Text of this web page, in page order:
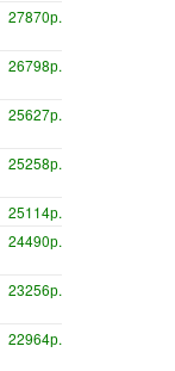
27870р.
26798р.
25627р.
25258р.
25114р.
24490р.
23256р.
22964р.